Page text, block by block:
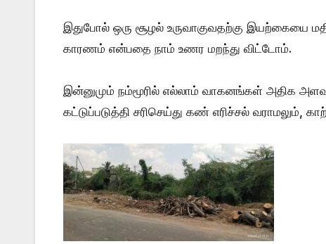
இதுபோல் ஒரு சூழல் உருவாகுவதற்கு இயற்கையை
காரணம் என்பதை நாம் உணர மறந்து விட்டோம்.
இன்னுமும் நம்மூரில் எல்லாம் வாகனங்கள் அதிக
கட்டுப்படுத்தி சரிசெய்து கண் எரிச்சல் வராமலும்,